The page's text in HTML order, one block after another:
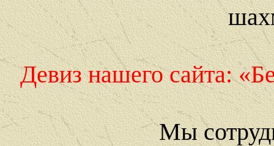
Девиз нашего сайта:
Мы